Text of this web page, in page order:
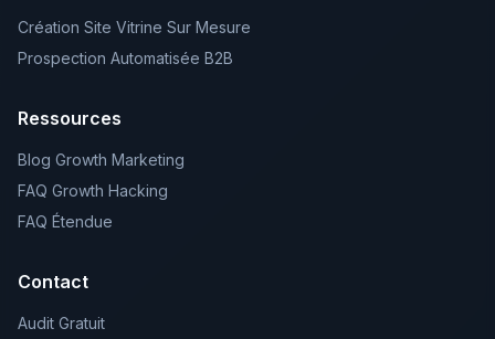
Création Site Vitrine Sur Mesure
Prospection Automatisée B2B
Ressources
Blog Growth Marketing
FAQ Growth Hacking
FAQ Étendue
Contact
Audit Gratuit